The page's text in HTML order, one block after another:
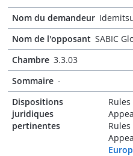
Nom du demandeur
Nom de l'opposant SABIC
Chambre 3.3.03
Sommaire -
Dispositions
juridiques
pertinentes